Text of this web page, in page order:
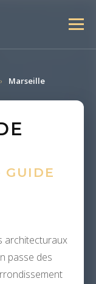
› Marseille
architecturaux
passe des